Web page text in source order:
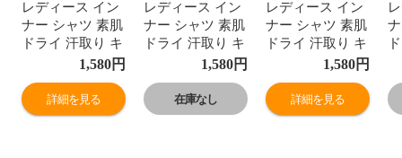
レディース イン
ナー シャツ 素肌
ドライ 汗取り キ
ュプラ入り イン
ナーキャミソー
ル セットでお
得!! 脇汗 汗取り
1,580円
詳細を見る
レディース イン
ナー シャツ 素肌
ドライ 汗取り キ
ュプラ入り イン
ナーキャミソー
ル セットでお
得!! 脇汗 汗取り
1,580円
在庫なし
レディース イン
ナー シャツ 素肌
ドライ 汗取り キ
ュプラ入り イン
ナーキャミソー
ル セットでお
得!! 脇汗 汗取り
1,580円
詳細を見る